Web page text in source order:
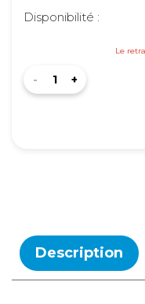
Disponibilité :
Le
Description